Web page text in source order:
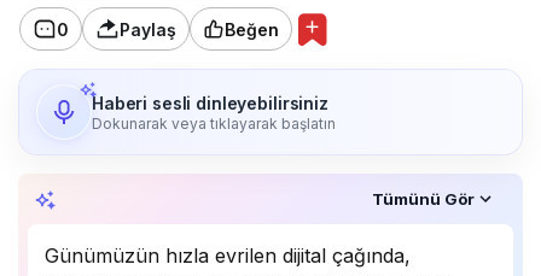
0 Paylaş Beğen
Haberi sesli dinleyebilirsiniz
Dokunarak veya tıklayarak başlatın
Tümünü Gör
Günümüzün hızla evrilen dijital çağında,